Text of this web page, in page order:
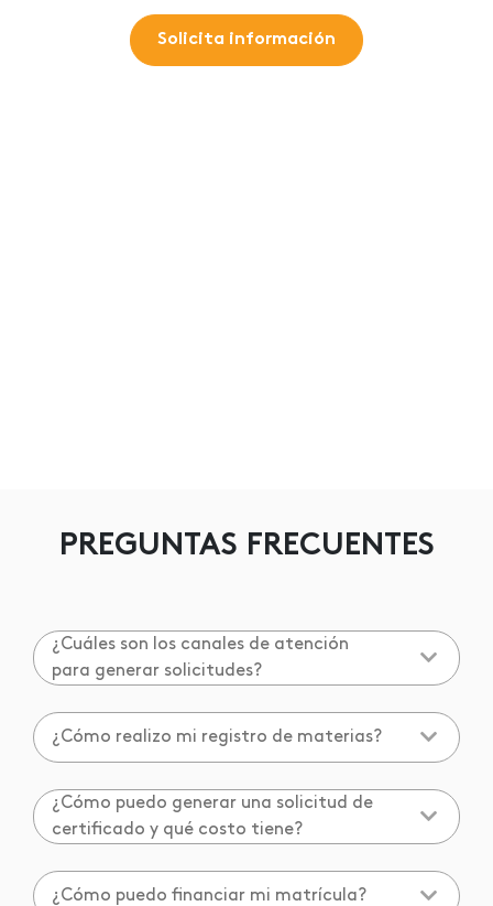
Solicita información
PREGUNTAS FRECUENTES
¿Cuáles son los canales de atención
para generar solicitudes?
¿Cómo realizo mi registro de materias?
¿Cómo puedo generar una solicitud de
certificado y qué costo tiene?
¿Cómo puedo financiar mi matrícula?